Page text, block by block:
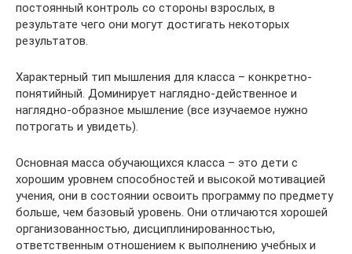
постоянный контроль со стороны взрослых, в
результате чего они могут достигать некоторых
результатов.
Характерный тип мышления для класса – конкретно-
понятийный. Доминирует наглядно-действенное и
наглядно-образное мышление (все изучаемое нужно
потрогать и увидеть).
Основная масса обучающихся класса – это дети с
хорошим уровнем способностей и высокой мотивацией
учения, они в состоянии освоить программу по предмету
больше, чем базовый уровень. Они отличаются хорошей
организованностью, дисциплинированностью,
ответственным отношением к выполнению учебных и